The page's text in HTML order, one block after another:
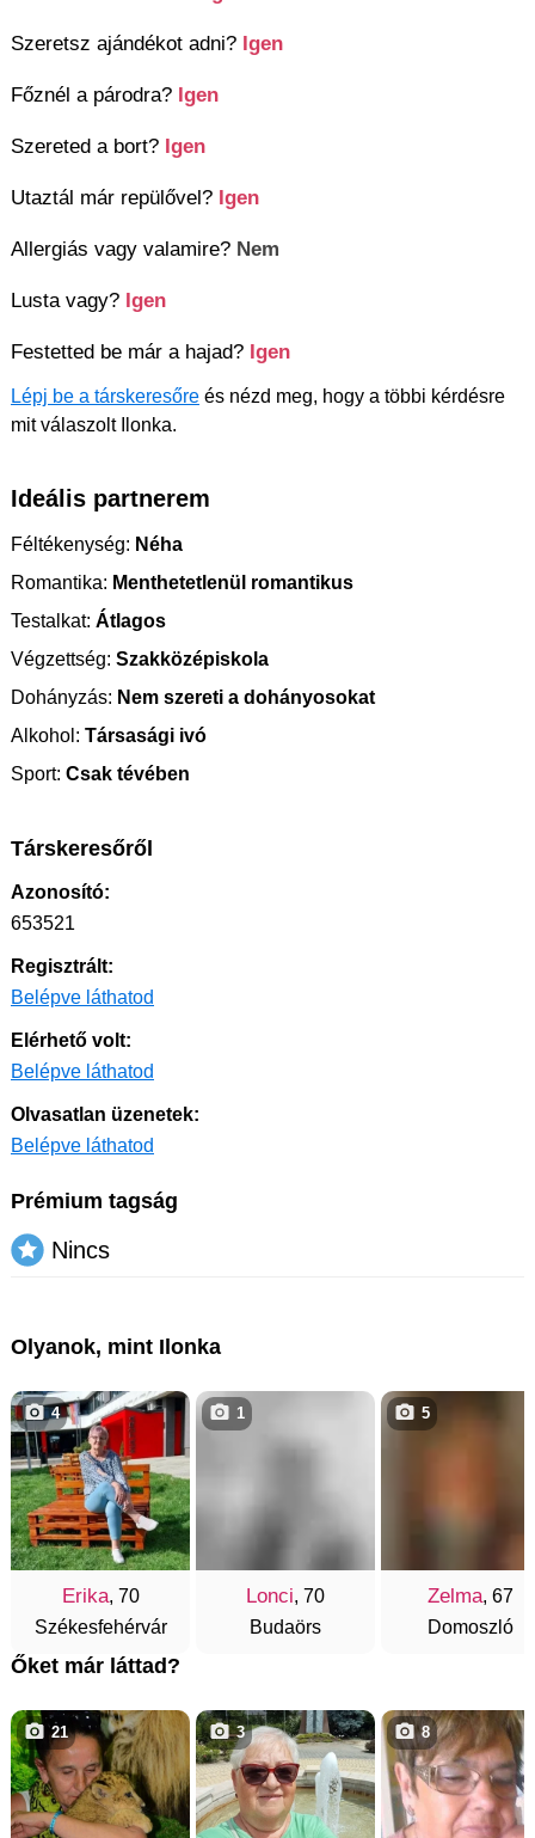
Szeretsz ajándékot adni? Igen
Főznél a párodra? Igen
Szereted a bort? Igen
Utaztál már repülővel? Igen
Allergiás vagy valamire? Nem
Lusta vagy? Igen
Festetted be már a hajad? Igen
Lépj be a társkeresőre és nézd meg, hogy a többi kérdésre
mit válaszolt Ilonka.
Ideális partnerem
Féltékenység: Néha
Romantika: Menthetetlenül romantikus
Testalkat: Átlagos
Végzettség: Szakközépiskola
Dohányzás: Nem szereti a dohányosokat
Alkohol: Társasági ivó
Sport: Csak tévében
Társkeresőről
Azonosító:
653521
Regisztrált:
Belépve láthatod
Elérhető volt:
Belépve láthatod
Olvasatlan üzenetek:
Belépve láthatod
Prémium tagság
Nincs
Olyanok, mint Ilonka
Erika, 70
Székesfehérvár
4
Lonci, 70
Budaörs
1
Zelma, 67
Domoszló
5
Őket már láttad?
21 3 8